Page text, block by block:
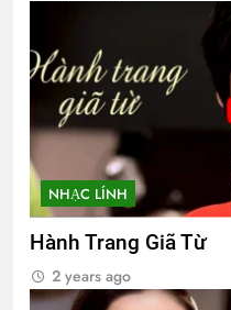
NHẠC LÍNH
Hành Trang Giã Từ
2 years ago